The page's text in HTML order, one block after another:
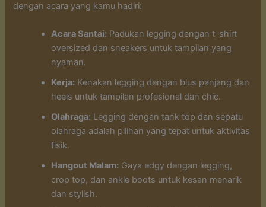
dengan acara yang kamu hadiri:
Acara Santai: Padukan legging dengan t-shirt
oversized dan sneakers untuk tampilan yang
nyaman.
Kerja: Kenakan legging dengan blus panjang dan
heels untuk tampilan profesional dan chic.
Olahraga: Legging dengan tank top dan sepatu
olahraga adalah pilihan yang tepat untuk aktivitas
fisik.
Hangout Malam: Gaya edgy dengan legging,
crop top, dan ankle boots untuk kesan menarik
dan stylish.